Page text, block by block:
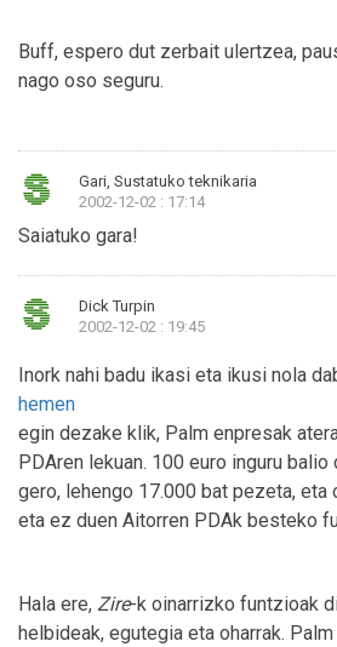
Buff, espero dut zerbait ulertzea,
nago oso seguru.
Gari, Sustatuko teknikaria
2002-12-02 : 17:14
Saiatuko gara!
Dick Turpin
2002-12-02 : 19:45
Inork nahi badu ikasi eta ikusi nola
hemen
egin dezake klik, Palm enpresak
PDAren lekuan. 100 euro inguru
gero, lehengo 17.000 bat pezeta, eta
eta ez duen Aitorren PDAk besteko
Hala ere, Zire-k oinarrizko funtzioak
helbideak, egutegia eta oharrak.